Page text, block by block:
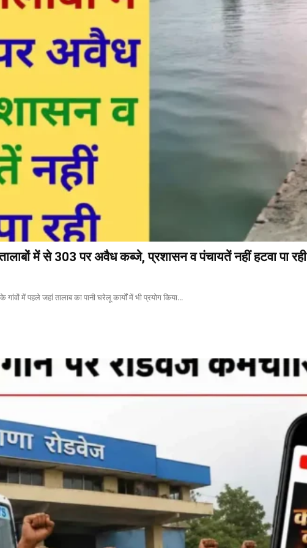
में से 303 पर अवैध कब्जे, प्रशासन व पंचायतें नहीं हटवा पा रही
में पहले जहां तालाब का पानी घरेलू कार्यों में भी प्रयोग किया...